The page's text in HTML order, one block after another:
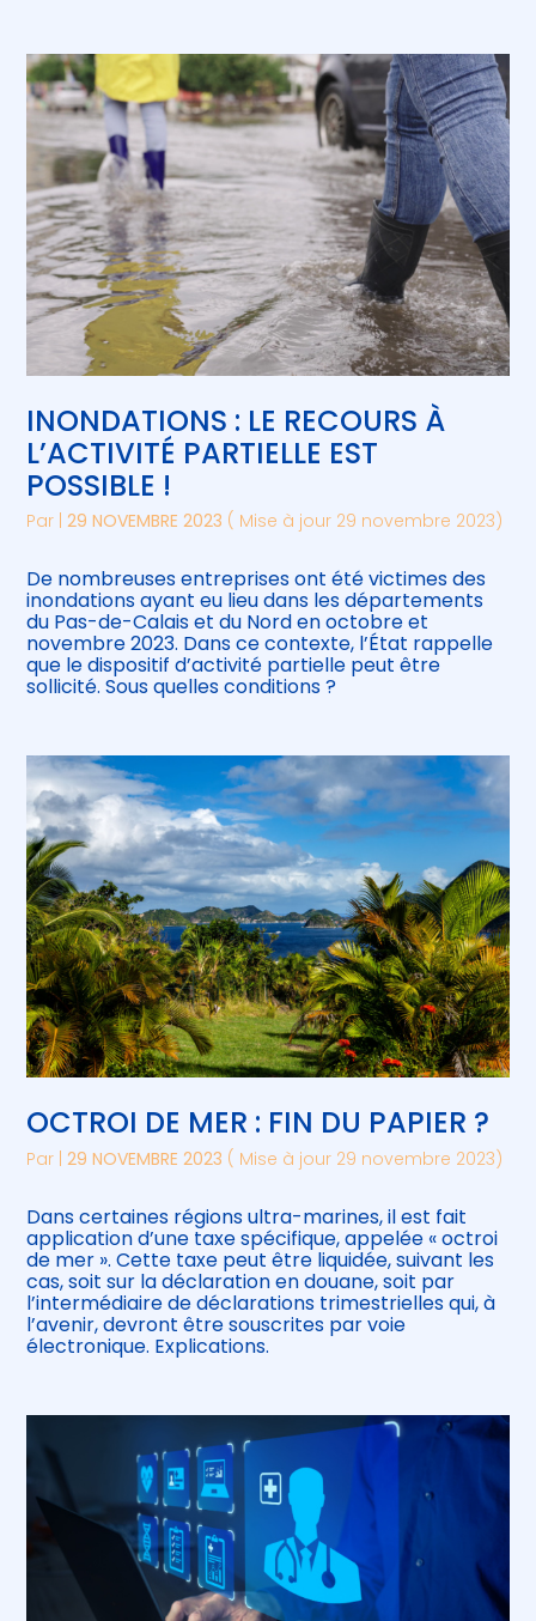
INONDATIONS : LE RECOURS À
L’ACTIVITÉ PARTIELLE EST
POSSIBLE !
Par |29 NOVEMBRE 2023 ( Mise à jour 29 novembre 2023)
De nombreuses entreprises ont été victimes des
inondations ayant eu lieu dans les départements
du Pas-de-Calais et du Nord en octobre et
novembre 2023. Dans ce contexte, l’État rappelle
que le dispositif d’activité partielle peut être
sollicité. Sous quelles conditions ?
OCTROI DE MER : FIN DU PAPIER ?
Par |29 NOVEMBRE 2023 ( Mise à jour 29 novembre 2023)
Dans certaines régions ultra-marines, il est fait
application d’une taxe spécifique, appelée « octroi
de mer ». Cette taxe peut être liquidée, suivant les
cas, soit sur la déclaration en douane, soit par
l’intermédiaire de déclarations trimestrielles qui, à
l’avenir, devront être souscrites par voie
électronique. Explications.